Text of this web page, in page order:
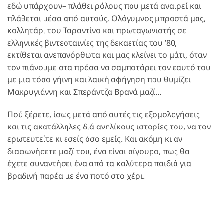
εδώ υπάρχουν– πλάθει ρόλους που μετά αναιρεί και
πλάθεται μέσα από αυτούς. Ολόγυμνος μπροστά μας,
κολλητάρι του Ταραντίνο και πρωταγωνιστής σε
ελληνικές βιντεοταινίες της δεκαετίας του ’80,
εκτίθεται ανεπανόρθωτα και μας κλείνει το μάτι, όταν
τον πιάνουμε στα πράσα να σαμποτάρει τον εαυτό του
με μια τόσο γήινη και λαϊκή αφήγηση που θυμίζει
Μακρυγιάννη και Σπεράντζα Βρανά μαζί…
Πού ξέρετε, ίσως μετά από αυτές τις εξομολογήσεις
και τις ακατάλληλες διά ανηλίκους ιστορίες του, να τον
ερωτευτείτε κι εσείς όσο εμείς. Και ακόμη κι αν
διαφωνήσετε μαζί του, ένα είναι σίγουρο, πως θα
έχετε συναντήσει ένα από τα καλύτερα παιδιά για
βραδινή παρέα με ένα ποτό στο χέρι.